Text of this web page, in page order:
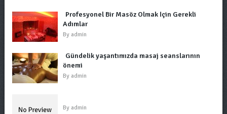
Profesyonel Bir Masöz Olmak İçin Gerekli
Adımlar
By admin
Gündelik yaşantımızda masaj seanslarının
önemi
By admin
By admin